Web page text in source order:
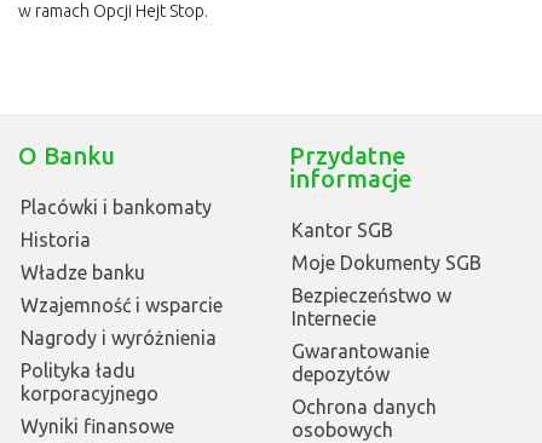
w ramach Opcji Hejt Stop.
O Banku
Placówki i bankomaty
Historia
Władze banku
Wzajemność i wsparcie
Nagrody i wyróżnienia
Polityka ładu
korporacyjnego
Wyniki finansowe
Przydatne
informacje
Kantor SGB
Moje Dokumenty SGB
Bezpieczeństwo w
Internecie
Gwarantowanie
depozytów
Ochrona danych
osobowych